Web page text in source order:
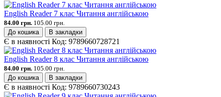
English Reader 7 клас Читання англійською
84.00 грн. 105.00 грн.
До кошика
В закладки
Є в наявності Код: 9789660728721
English Reader 8 клас Читання англійською
84.00 грн. 105.00 грн.
До кошика
В закладки
Є в наявності Код: 9789660730243